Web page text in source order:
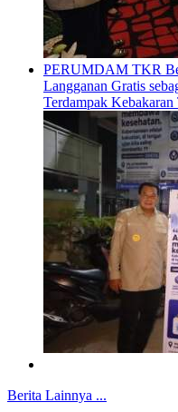
PERUMDAM TKR
Langganan Gratis
Terdampak
Berita Lainnya ...